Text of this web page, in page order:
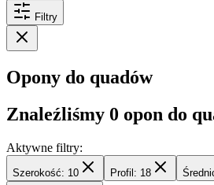
Filtry
Opony do quadów
Znaleźliśmy 0 opon do
Aktywne filtry:
Szerokość: 10 Profil: 18